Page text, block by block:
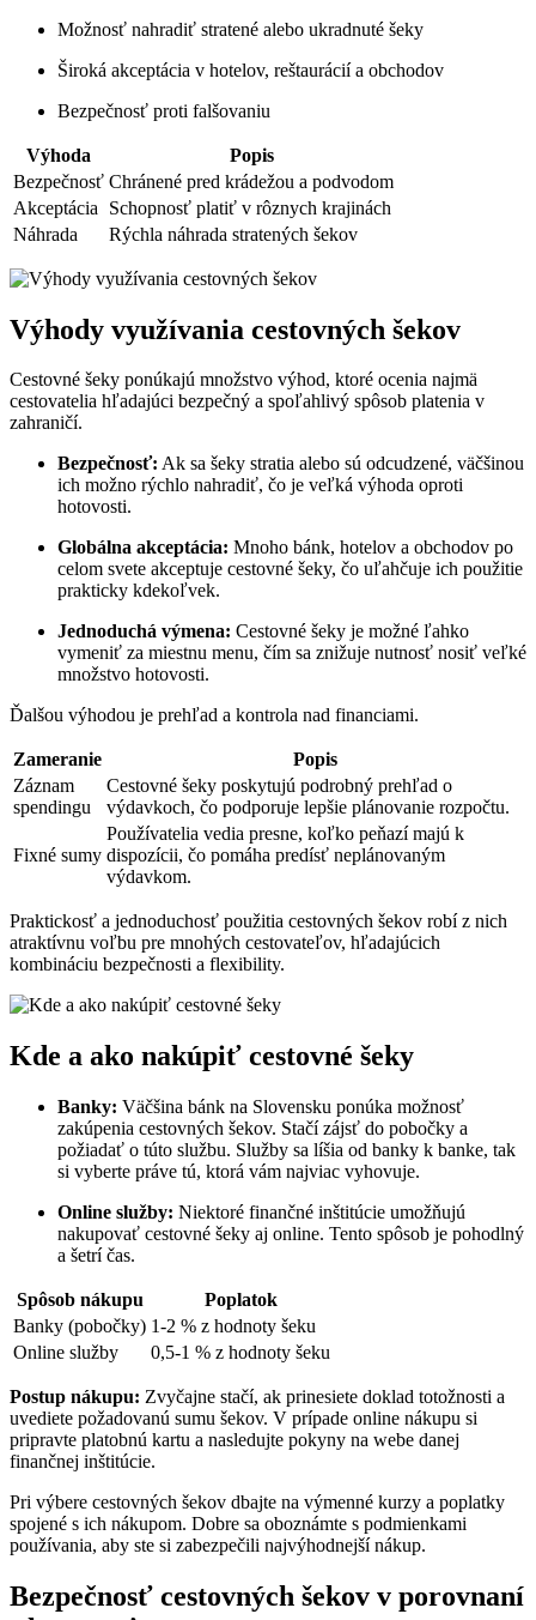
Možnosť nahradiť stratené alebo ukradnuté šeky
Široká akceptácia v hotelov, reštaurácií a obchodov
Bezpečnosť proti falšovaniu
Výhoda
Popis
Bezpečnosť Chránené pred krádežou a podvodom
Akceptácia
Schopnosť platiť v rôznych krajinách
Náhrada
Rýchla náhrada stratených šekov
Výhody využívania cestovných šekov
Cestovné šeky ponúkajú množstvo výhod, ktoré ocenia najmä
cestovatelia hľadajúci bezpečný a spoľahlivý spôsob platenia v
zahraničí.
Bezpečnosť: Ak sa šeky stratia alebo sú odcudzené, väčšinou
ich možno rýchlo nahradiť, čo je veľká výhoda oproti
hotovosti.
Globálna akceptácia: Mnoho bánk, hotelov a obchodov po
celom svete akceptuje cestovné šeky, čo uľahčuje ich použitie
prakticky kdekoľvek.
Jednoduchá výmena: Cestovné šeky je možné ľahko
vymeniť za miestnu menu, čím sa znižuje nutnosť nosiť veľké
množstvo hotovosti.
Ďalšou výhodou je prehľad a kontrola nad financiami.
Zameranie
Popis
Záznam
spendingu
Cestovné šeky poskytujú podrobný prehľad o
výdavkoch, čo podporuje lepšie plánovanie rozpočtu.
Fixné sumy
Používatelia vedia presne, koľko peňazí majú k
dispozícii, čo pomáha predísť neplánovaným
výdavkom.
Praktickosť a jednoduchosť použitia cestovných šekov robí z nich
atraktívnu voľbu pre mnohých cestovateľov, hľadajúcich
kombináciu bezpečnosti a flexibility.
Kde a ako nakúpiť cestovné šeky
Banky: Väčšina bánk na Slovensku ponúka možnosť
zakúpenia cestovných šekov. Stačí zájsť do pobočky a
požiadať o túto službu. Služby sa líšia od banky k banke, tak
si vyberte práve tú, ktorá vám najviac vyhovuje.
Online služby: Niektoré finančné inštitúcie umožňujú
nakupovať cestovné šeky aj online. Tento spôsob je pohodlný
a šetrí čas.
Spôsob nákupu
Poplatok
Banky (pobočky) 1-2 % z hodnoty šeku
Online služby
0,5-1 % z hodnoty šeku
Postup nákupu: Zvyčajne stačí, ak prinesiete doklad totožnosti a
uvediete požadovanú sumu šekov. V prípade online nákupu si
pripravte platobnú kartu a nasledujte pokyny na webe danej
finančnej inštitúcie.
Pri výbere cestovných šekov dbajte na výmenné kurzy a poplatky
spojené s ich nákupom. Dobre sa oboznámte s podmienkami
používania, aby ste si zabezpečili najvýhodnejší nákup.
Bezpečnosť cestovných šekov v porovnaní